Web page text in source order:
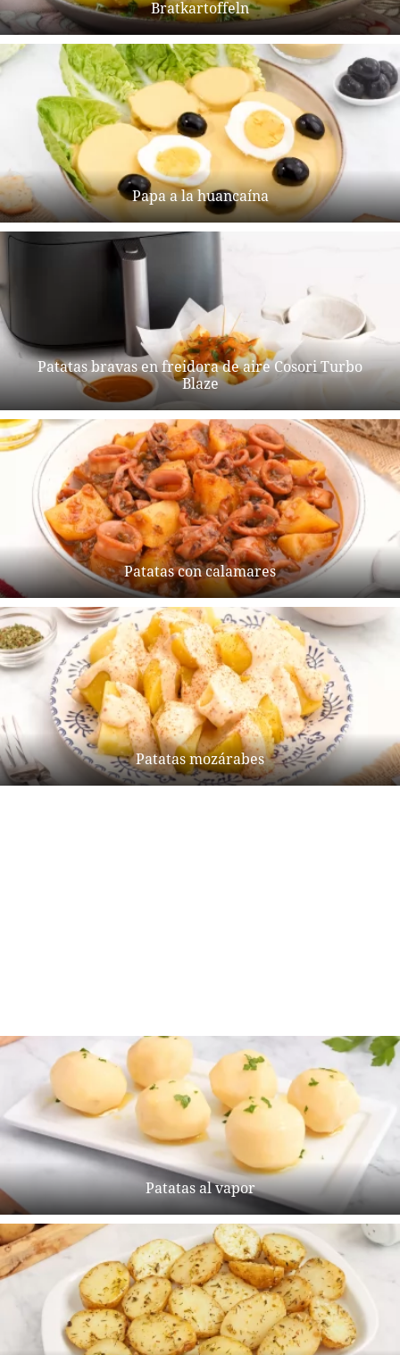
Bratkartoffeln
Papa a la huancaína
Patatas bravas en freidora de aire Cosori Turbo
Blaze
Patatas con calamares
Patatas mozárabes
Patatas al vapor